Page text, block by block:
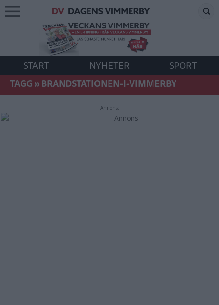
START NYHETER
SPORT
TAGG»BRANDSTATIONEN-I-VIMMERBY
Annons: